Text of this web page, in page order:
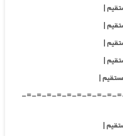
-=-=-=-=-=-=-=-=-=-